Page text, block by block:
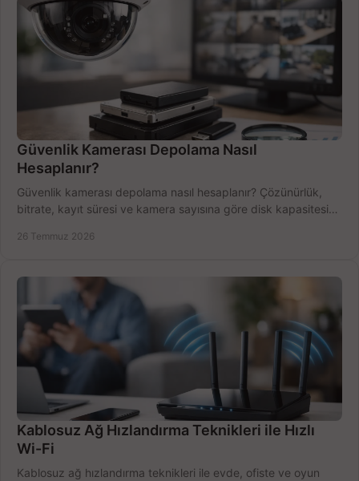
Güvenlik Kamerası Depolama Nasıl
Hesaplanır?
Güvenlik kamerası depolama nasıl hesaplanır? Çözünürlük,
bitrate, kayıt süresi ve kamera sayısına göre disk kapasitesini
26 Temmuz 2026
Kablosuz Ağ Hızlandırma Teknikleri ile Hızlı
Wi-Fi
Kablosuz ağ hızlandırma teknikleri ile evde, ofiste ve oyun